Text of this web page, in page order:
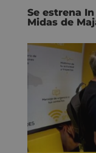
Se estrena
Midas de